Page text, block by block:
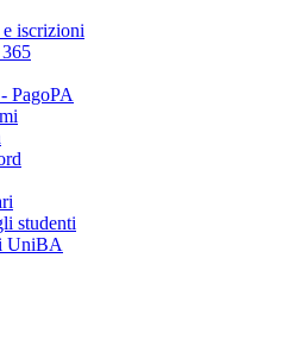
iscrizioni
PagoPA
studenti
UniBA